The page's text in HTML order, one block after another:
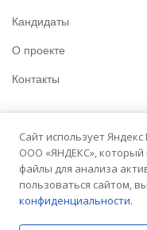
Кандидаты
О проекте
Контакты
Политика
Условия использования
Сайт университета
Сайт использует
ООО «ЯНДЕКС», который
файлы для анализа
пользоваться сайтом,
конфиденциальности.